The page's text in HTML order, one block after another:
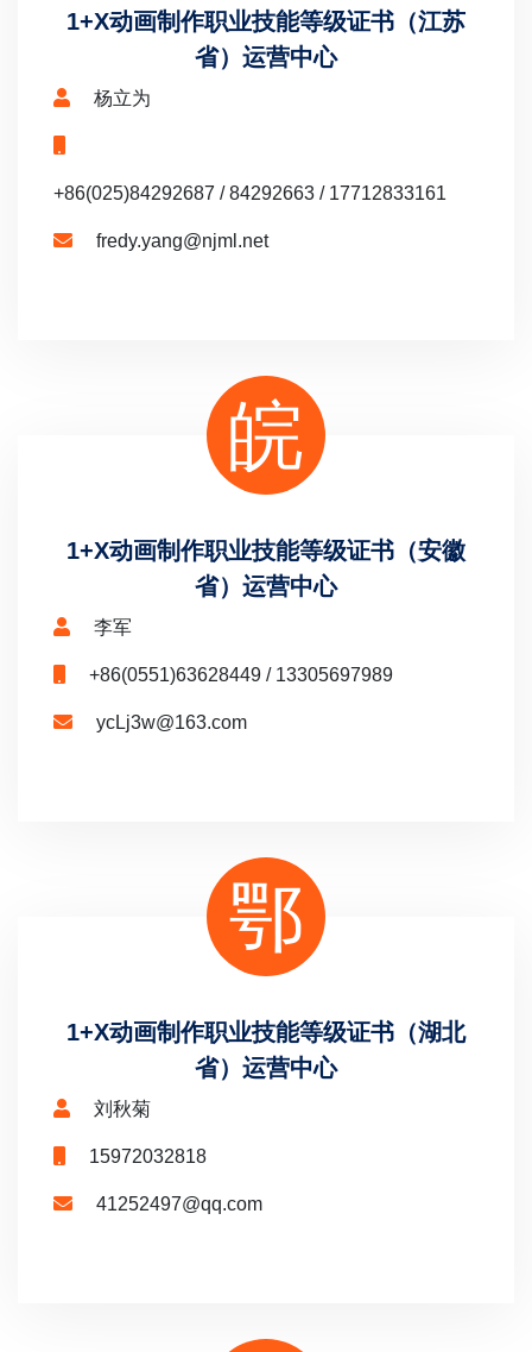
1+X动画制作职业技能等级证书（江苏
省）运营中心
杨立为
+86(025)84292687 / 84292663 / 17712833161
fredy.yang@njml.net
皖
1+X动画制作职业技能等级证书（安徽
省）运营中心
李军
+86(0551)63628449 / 13305697989
ycLj3w@163.com
鄂
1+X动画制作职业技能等级证书（湖北
省）运营中心
刘秋菊
15972032818
41252497@qq.com